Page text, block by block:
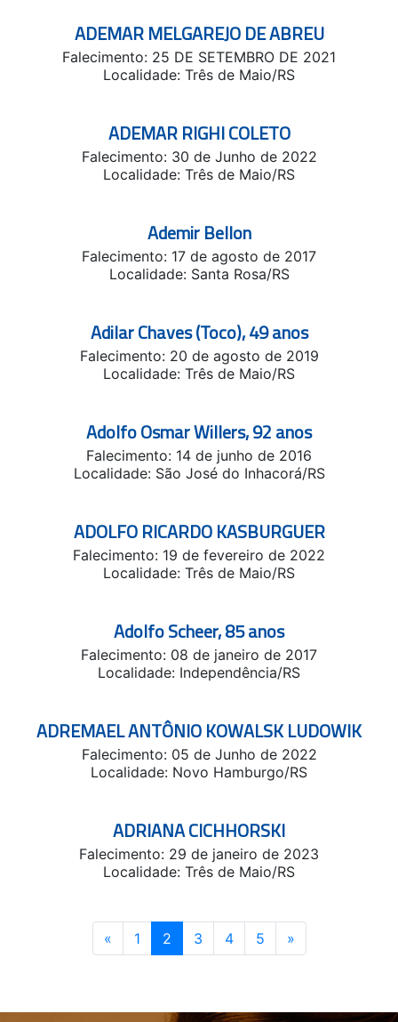
ADEMAR MELGAREJO DE ABREU
Falecimento: 25 DE SETEMBRO DE 2021
Localidade: Três de Maio/RS
ADEMAR RIGHI COLETO
Falecimento: 30 de Junho de 2022
Localidade: Três de Maio/RS
Ademir Bellon
Falecimento: 17 de agosto de 2017
Localidade: Santa Rosa/RS
Adilar Chaves (Toco), 49 anos
Falecimento: 20 de agosto de 2019
Localidade: Três de Maio/RS
Adolfo Osmar Willers, 92 anos
Falecimento: 14 de junho de 2016
Localidade: São José do Inhacorá/RS
ADOLFO RICARDO KASBURGUER
Falecimento: 19 de fevereiro de 2022
Localidade: Três de Maio/RS
Adolfo Scheer, 85 anos
Falecimento: 08 de janeiro de 2017
Localidade: Independência/RS
ADREMAEL ANTÔNIO KOWALSK LUDOWIK
Falecimento: 05 de Junho de 2022
Localidade: Novo Hamburgo/RS
ADRIANA CICHHORSKI
Falecimento: 29 de janeiro de 2023
Localidade: Três de Maio/RS
« Anterior
1 2 (atual)
3 4 5 »